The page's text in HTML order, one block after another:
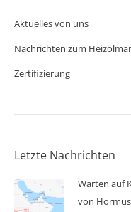
Aktuelles von uns
Nachrichten zum
Zertifizierung
Letzte Nachrichten
Warten auf
von